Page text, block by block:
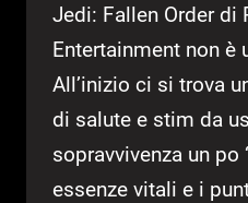
Jedi: Fallen Order di
Entertainment non è
All’inizio ci si trova
di salute e stim da
sopravvivenza un po
essenze vitali e i